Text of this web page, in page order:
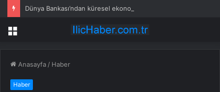
Dünya Bankası’ndan küresel ekonomik kriz uyarısı
Menü
Anasayfa / Haber
Haber